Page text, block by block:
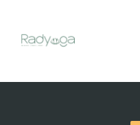
contenu